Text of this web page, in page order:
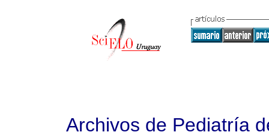
Archivos de Pediatría